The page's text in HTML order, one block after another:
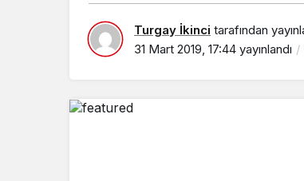
Turgay İkinci tarafından
31 Mart 2019, 17:44 yayınlandı